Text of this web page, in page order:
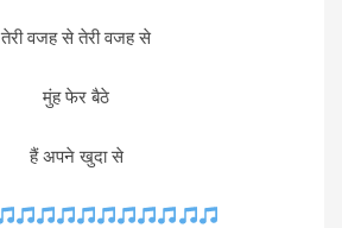
तेरी वजह से तेरी वजह से
मुंह फेर बैठे
हैं अपने खुदा से